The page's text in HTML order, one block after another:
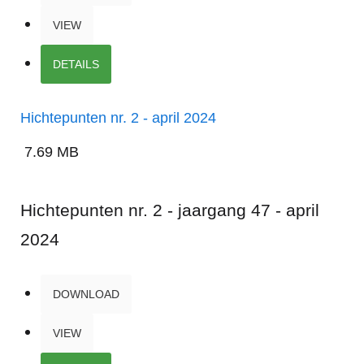
VIEW
DETAILS
Hichtepunten nr. 2 - april 2024
7.69 MB
Hichtepunten nr. 2 - jaargang 47 - april
2024
DOWNLOAD
VIEW